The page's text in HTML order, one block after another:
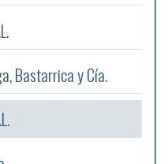
Bastarrica y Cía.